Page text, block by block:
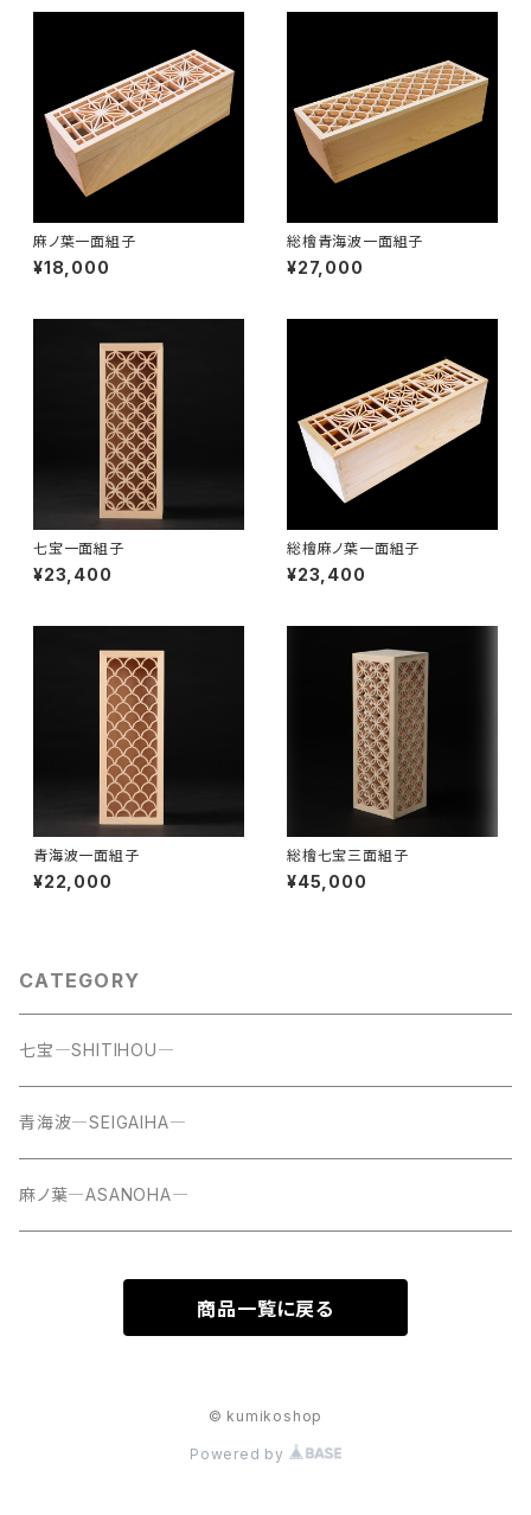
麻ノ葉一面組子
¥18,000
総檜青海波一面組子
¥27,000
七宝一面組子
¥23,400
総檜麻ノ葉一面組子
¥23,400
青海波一面組子
¥22,000
総檜七宝三面組子
¥45,000
CATEGORY
七宝―SHITIHOU―
青海波―SEIGAIHA―
麻ノ葉―ASANOHA―
商品一覧に戻る
© kumikoshop
Powered by